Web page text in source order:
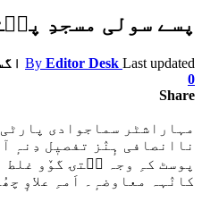
پسے سولی مسجدِ
By Editor Desk Last updated
اگست
0
Share
مہاراشٹر سماجوادی
پوسٹ کہِ وجہ سۭتۍ گوٚو غلط
کانٛہہ معاوضہٕ۔ اَمہِ علاوٕ